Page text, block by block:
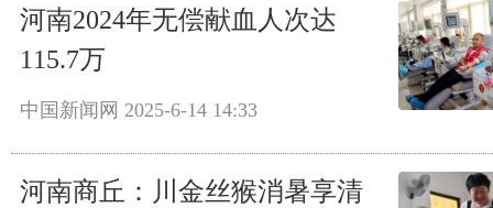
河南2024年无偿献血人次达
115.7万
中国新闻网 2025-6-14 14:33
河南商丘：川金丝猴消暑享清